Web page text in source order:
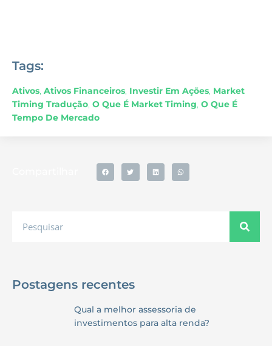
Tags:
Ativos, Ativos Financeiros, Investir Em Ações, Market
Timing Tradução, O Que É Market Timing, O Que É
Tempo De Mercado
Postagens recentes
Qual a melhor assessoria de
investimentos para alta renda?